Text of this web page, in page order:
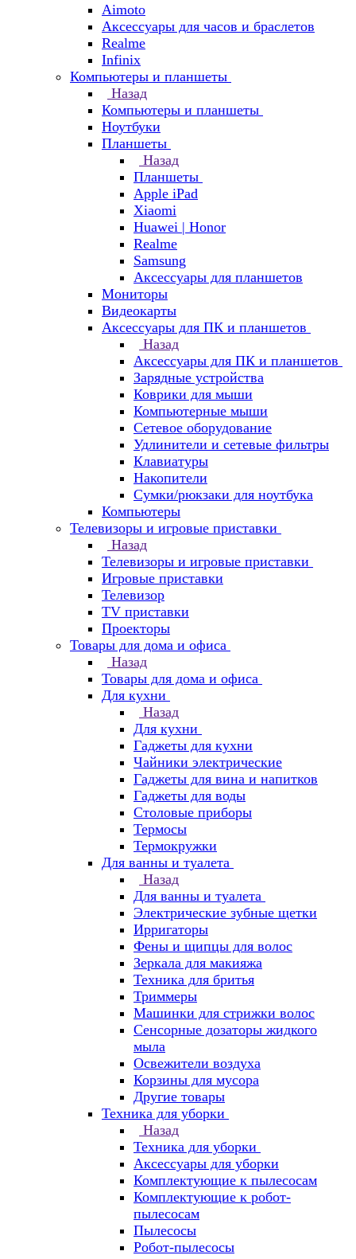
Aimoto
Аксессуары для часов и браслетов
Realme
Infinix
Компьютеры и планшеты
Назад
Компьютеры и планшеты
Ноутбуки
Планшеты
Назад
Планшеты
Apple iPad
Xiaomi
Huawei | Honor
Realme
Samsung
Аксессуары для планшетов
Мониторы
Видеокарты
Аксессуары для ПК и планшетов
Назад
Аксессуары для ПК и планшетов
Зарядные устройства
Коврики для мыши
Компьютерные мыши
Сетевое оборудование
Удлинители и сетевые фильтры
Клавиатуры
Накопители
Сумки/рюкзаки для ноутбука
Компьютеры
Телевизоры и игровые приставки
Назад
Телевизоры и игровые приставки
Игровые приставки
Телевизор
TV приставки
Проекторы
Товары для дома и офиса
Назад
Товары для дома и офиса
Для кухни
Назад
Для кухни
Гаджеты для кухни
Чайники электрические
Гаджеты для вина и напитков
Гаджеты для воды
Столовые приборы
Термосы
Термокружки
Для ванны и туалета
Назад
Для ванны и туалета
Электрические зубные щетки
Ирригаторы
Фены и щипцы для волос
Зеркала для макияжа
Техника для бритья
Триммеры
Машинки для стрижки волос
Сенсорные дозаторы жидкого
мыла
Освежители воздуха
Корзины для мусора
Другие товары
Техника для уборки
Назад
Техника для уборки
Аксессуары для уборки
Комплектующие к пылесосам
Комплектующие к робот-
пылесосам
Пылесосы
Робот-пылесосы